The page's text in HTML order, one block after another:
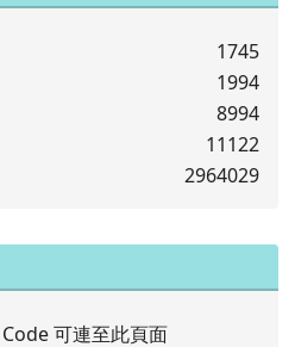
1745
1994
8994
11122
2964029